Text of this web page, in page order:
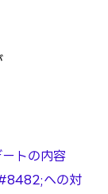
トの内容
への対